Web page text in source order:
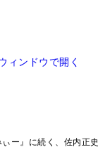
ィンドウで開く
ー』に続く、佐内